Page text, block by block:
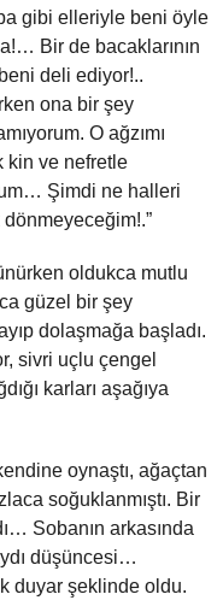
gibi elleriyle beni öyle
Bir de bacaklarının
beni deli ediyor!..
ona bir şey
O ağzımı
kin ve nefretle
Şimdi ne halleri
dönmeyeceğim!.”
oldukca mutlu
güzel bir şey
dolaşmağa başladı.
sivri uçlu çengel
karları aşağıya
oynaştı, ağaçtan
soğuklanmıştı. Bir
Sobanın arkasında
düşüncesi…
duyar şeklinde oldu.